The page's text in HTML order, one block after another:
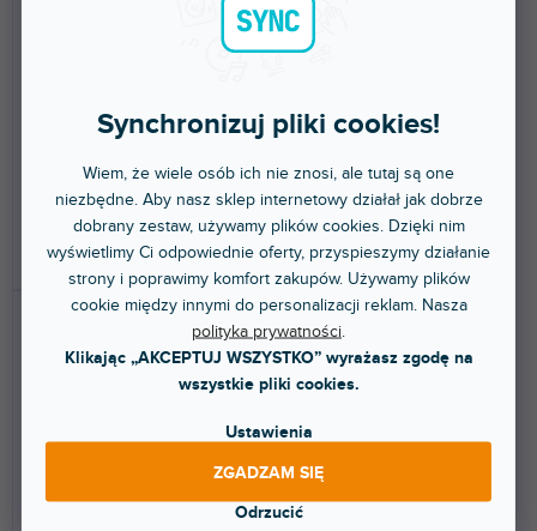
Synchronizuj pliki cookies!
Wiem, że wiele osób ich nie znosi, ale tutaj są one
niezbędne. Aby nasz sklep internetowy działał jak dobrze
dobrany zestaw, używamy plików cookies. Dzięki nim
wyświetlimy Ci odpowiednie oferty, przyspieszymy działanie
strony i poprawimy komfort zakupów. Używamy plików
cookie między innymi do personalizacji reklam. Nasza
polityka prywatności.
Klikając „AKCEPTUJ WSZYSTKO” wyrażasz zgodę na
wszystkie pliki cookies.
Ustawienia
Odrzucić
ZGADZAM SIĘ
40,10 zł
DO KOSZYKA
Preparat do czyszczenia
zatyczek do uszu.
Dostępny w sklepie
101 zł
DO KOSZYKA
Te słuchawki izolacyjne są
przeznaczone dla dzieci w